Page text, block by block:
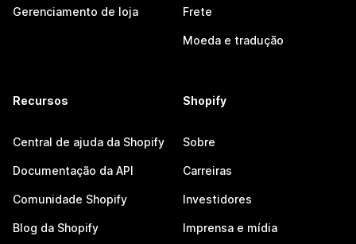
Gerenciamento de loja Frete
Moeda e tradução
Recursos
Central de ajuda da Shopify
Documentação da API
Comunidade Shopify
Blog da Shopify
Shopify
Sobre
Carreiras
Investidores
Imprensa e mídia